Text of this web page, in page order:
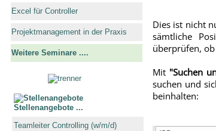
Excel für Controller
Projektmanagement in der Praxis
Weitere Seminare ....
Stellenangebote ...
Teamleiter Controlling (w/m/d)
Dies ist nicht
sämtliche
überprüfen,
Mit "Suchen
suchen und
beinhalten: